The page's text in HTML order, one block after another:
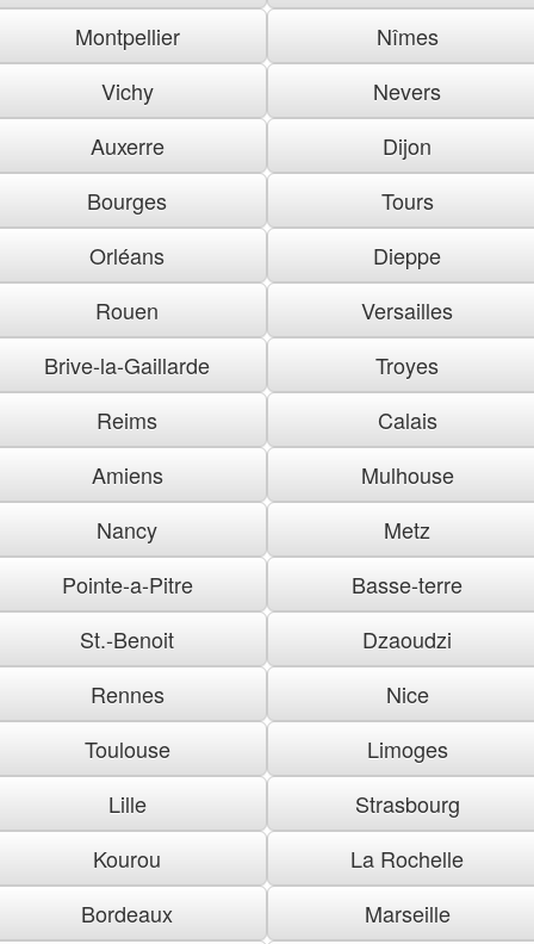
Montpellier
Nîmes
Vichy
Nevers
Auxerre
Dijon
Bourges
Tours
Orléans
Dieppe
Rouen
Versailles
Brive-la-Gaillarde
Troyes
Reims
Calais
Amiens
Mulhouse
Nancy
Metz
Pointe-a-Pitre
Basse-terre
St.-Benoit
Dzaoudzi
Rennes
Nice
Toulouse
Limoges
Lille
Strasbourg
Kourou
La Rochelle
Bordeaux
Marseille